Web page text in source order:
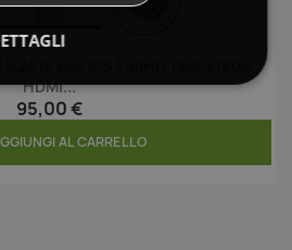
HDMI...
95,00 €
AL CARRELLO